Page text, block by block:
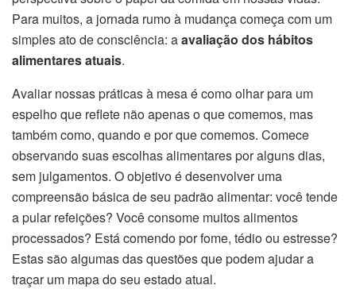
Para muitos, a jornada rumo à mudança começa com um
simples ato de consciência: aavaliação dos hábitos
alimentares atuais.
Avaliar nossas práticas à mesa é como olhar para um
espelho que reflete não apenas o que comemos, mas
também como, quando e por que comemos. Comece
observando suas escolhas alimentares por alguns dias,
sem julgamentos. O objetivo é desenvolver uma
compreensão básica de seu padrão alimentar: você tende
a pular refeições? Você consome muitos alimentos
processados? Está comendo por fome, tédio ou estresse?
Estas são algumas das questões que podem ajudar a
traçar um mapa do seu estado atual.